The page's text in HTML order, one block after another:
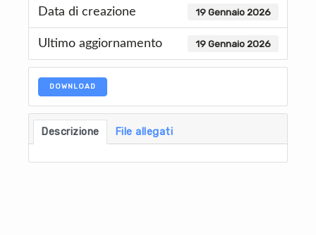
Data di creazione 19 Gennaio 2026
Ultimo aggiornamento 19 Gennaio 2026
DOWNLOAD
Descrizione File allegati